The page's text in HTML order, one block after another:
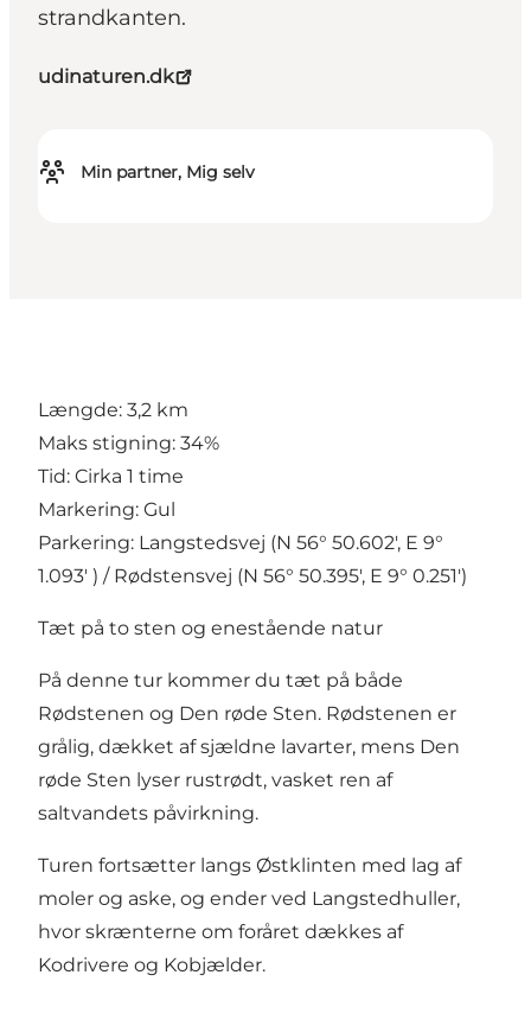
strandkanten.
udinaturen.dk
Min partner, Mig selv
Længde: 3,2 km
Maks stigning: 34%
Tid: Cirka 1 time
Markering: Gul
Parkering: Langstedsvej (N 56° 50.602', E 9°
1.093' ) / Rødstensvej (N 56° 50.395', E 9° 0.251')
Tæt på to sten og enestående natur
På denne tur kommer du tæt på både
Rødstenen og Den røde Sten. Rødstenen er
grålig, dækket af sjældne lavarter, mens Den
røde Sten lyser rustrødt, vasket ren af
saltvandets påvirkning.
Turen fortsætter langs Østklinten med lag af
moler og aske, og ender ved Langstedhuller,
hvor skrænterne om foråret dækkes af
Kodrivere og Kobjælder.